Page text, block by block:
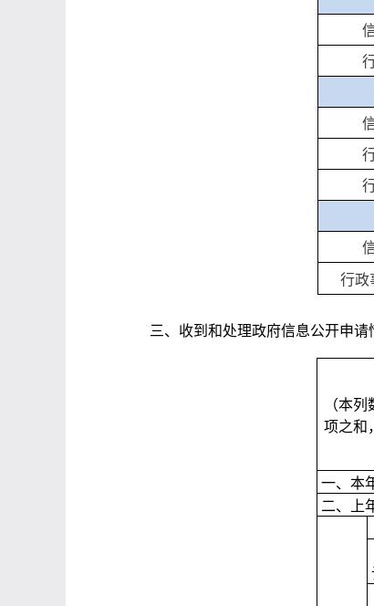
行政
三、收到和处理政府信息公开申请
（本
项之和
一、本
二、上